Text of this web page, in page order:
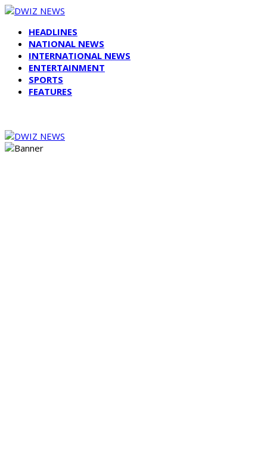
HEADLINES
NATIONAL NEWS
INTERNATIONAL NEWS
ENTERTAINMENT
SPORTS
FEATURES